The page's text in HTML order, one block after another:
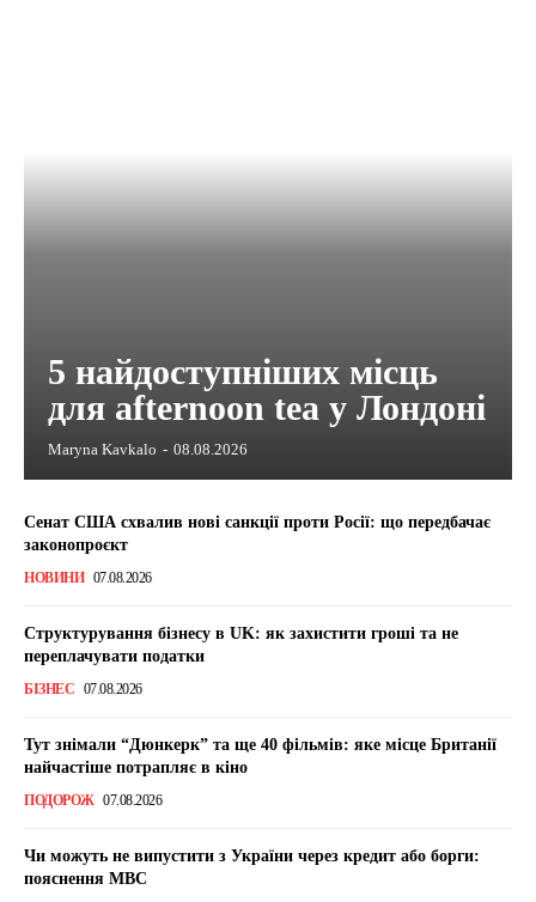
5 найдоступніших місць
для afternoon tea у Лондоні
Maryna Kavkalo - 08.08.2026
Сенат США схвалив нові санкції проти Росії: що передбачає
законопроєкт
НОВИНИ 07.08.2026
Структурування бізнесу в UK: як захистити гроші та не
переплачувати податки
БІЗНЕС 07.08.2026
Тут знімали “Дюнкерк” та ще 40 фільмів: яке місце Британії
найчастіше потрапляє в кіно
ПОДОРОЖ 07.08.2026
Чи можуть не випустити з України через кредит або борги:
пояснення МВС